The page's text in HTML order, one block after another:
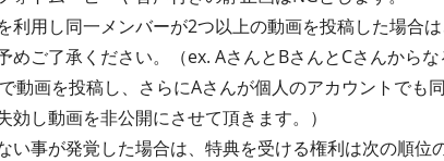
用し同一メンバーが2つ以上の動画を投稿した場合
ご了承ください。（ex. AさんとBさんとCさんから
動画を投稿し、さらにAさんが個人のアカウントでも
し動画を非公開にさせて頂きます。）
事が発覚した場合は、特典を受ける権利は次の順位